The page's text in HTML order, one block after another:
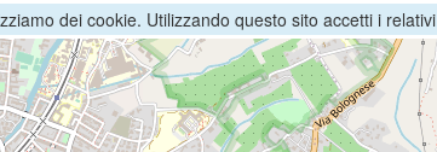
dei cookie. Utilizzando questo sito accetti i relativi